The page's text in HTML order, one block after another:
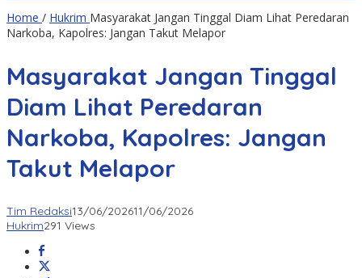
Home / Hukrim Masyarakat Jangan Tinggal Diam Lihat Peredaran
Narkoba, Kapolres: Jangan Takut Melapor
Masyarakat Jangan Tinggal
Diam Lihat Peredaran
Narkoba, Kapolres: Jangan
Takut Melapor
Tim Redaksi13/06/202611/06/2026
Hukrim291 Views